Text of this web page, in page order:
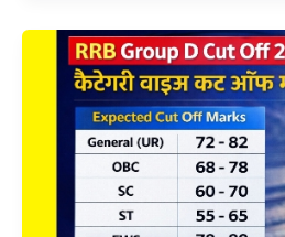
Admit
Card
2026
Download
UGC